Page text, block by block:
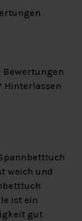
Bewertungen
Hinterlassen
weich und
ist ein
gut